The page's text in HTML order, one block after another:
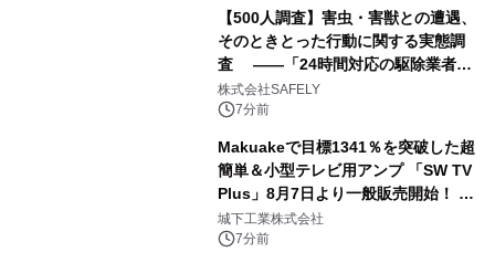
【500人調査】害虫・害獣との遭遇、
そのときとった行動に関する実態調
査 ――「24時間対応の駆除業者」
の存在、70.8％が知らなかった――
株式会社SAFELY
7分前
Makuakeで目標1341％を突破した超
簡単＆小型テレビ用アンプ 「SW TV
Plus」8月7日より一般販売開始！ ケ
ーブル1本つなぐだけ、テレビの音が
ぐっと豊かに
城下工業株式会社
7分前